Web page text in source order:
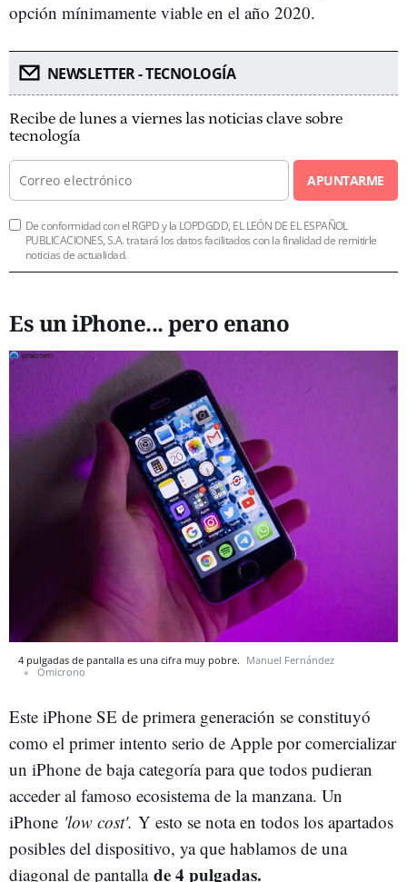
opción mínimamente viable en el año 2020.
NEWSLETTER - TECNOLOGÍA
Recibe de lunes a viernes las noticias clave sobre
tecnología
APUNTARME
De conformidad con el RGPD y la LOPDGDD, EL LEÓN DE EL ESPAÑOL
PUBLICACIONES, S.A. tratará los datos facilitados con la finalidad de remitirle
noticias de actualidad.
Es un iPhone... pero enano
4 pulgadas de pantalla es una cifra muy pobre. Manuel Fernández
Omicrono
Este iPhone SE de primera generación se constituyó
como el primer intento serio de Apple por comercializar
un iPhone de baja categoría para que todos pudieran
acceder al famoso ecosistema de la manzana. Un
iPhone 'low cost'. Y esto se nota en todos los apartados
posibles del dispositivo, ya que hablamos de una
diagonal de pantalla de 4 pulgadas.